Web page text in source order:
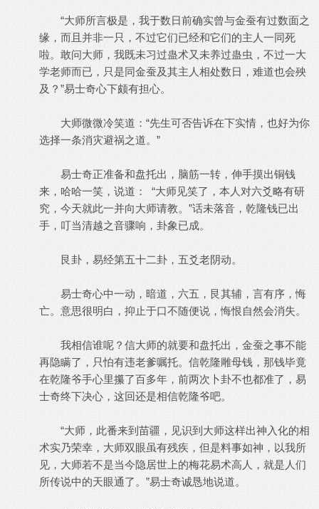
“大师所言极是，我于数日前确实曾与金蚕有过数面之
缘，而且并非一只，不过它们已经和它们的主人一同死
啦。敢问大师，我既未习过蛊术又未养过蛊虫，不过一大
学老师而已，只是同金蚕及其主人相处数日，难道也会殃
及？”易士奇心下颇有担心。
大师微微冷笑道：“先生可否告诉在下实情，也好为你
选择一条消灾避祸之道。”
易士奇正准备和盘托出，脑筋一转，伸手摸出铜钱
来，哈哈一笑，说道： “大师见笑了，本人对六爻略有研
究，今天就此一并向大师请教。”话未落音，乾隆钱已出
手，叮当清越之音骤响，卦象已成。
艮卦，易经第五十二卦，五爻老阴动。
易士奇心中一动，暗道，六五，艮其辅，言有序，悔
亡。意思很明白，抑止于口不随便说，悔恨自然会消失。
我相信谁呢？信大师的就要和盘托出，金蚕之事不能
再隐瞒了，只怕有违老爹嘱托。信乾隆雕母钱，那钱毕竟
在乾隆爷手心里攥了百多年，前两次卜卦不也都准了，易
士奇终下决心，这回还是相信乾隆爷吧。
“大师，此番来到苗疆，见识到大师这样出神入化的相
术实乃荣幸，大师双眼虽有残疾，但是料事如神，以我所
见，大师若不是当今隐居世上的梅花易术高人，就是人们
所传说中的天眼通了。”易士奇诚恳地说道。